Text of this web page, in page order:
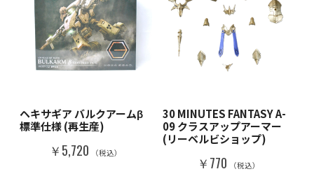
ヘキサギア バルクアームβ
標準仕様 (再生産)
￥5,720 （税込）
30 MINUTES FANTASY A-
09 クラスアップアーマー
(リーベルビショップ)
￥770 （税込）